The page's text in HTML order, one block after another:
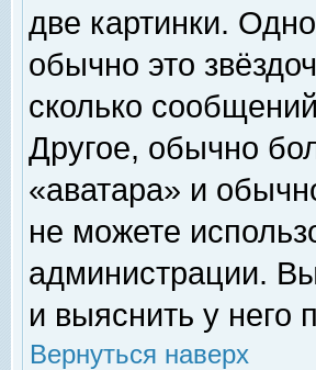
две картинки.
обычно это
сколько
Другое, обычно
«аватара» и
не можете
администрации.
и выяснить у него
Вернуться наверх